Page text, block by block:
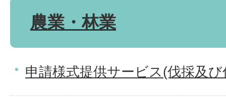
農業・林業
申請様式提供サービス(伐採及